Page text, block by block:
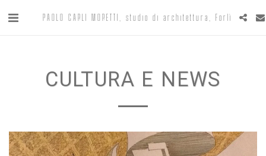
PAOLO CARLI MORETTI, studio di architettura, Forlì
CULTURA E NEWS